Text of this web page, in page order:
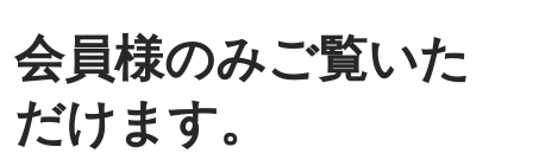
会員様のみご覧いた
だけます。